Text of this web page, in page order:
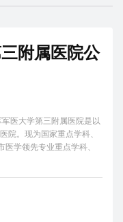
附属医院公
医大学第三附属医院是以
院。现为国家重点学科、
医学领先专业重点学科、